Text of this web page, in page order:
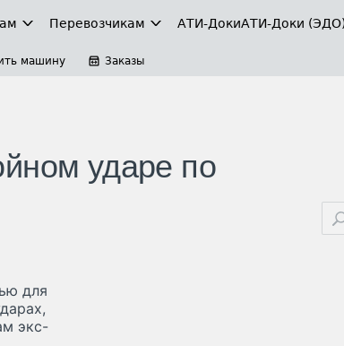
Перевозчикам АТИ-ДокиАТИ-Доки
машину Заказы
ударе по
для
экс-